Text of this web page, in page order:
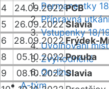
Permanentky
Přípravná
Vstupenky 18/
Uvolňování míst
Zvýhodněné
On-line
A-tým
4
24.09.2022PCB
5
26.09.2022Slavia
6
28.09.2022Frýdek-
8
05.10.2022Poruba
9
08.10.2022Slavia